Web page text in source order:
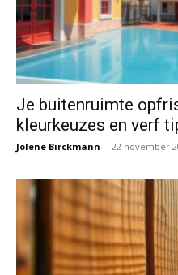
Je buitenruimte
kleurkeuzes en verf
Jolene Birckmann - 22 november